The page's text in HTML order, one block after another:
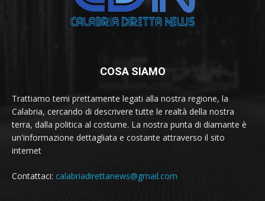
COSA SIAMO
Trattiamo temi prettamente legati alla nostra regione, la
Calabria, cercando di descrivere tutte le realtà della nostra
terra, dalla politica al costume. La nostra punta di diamante è
un'informazione dettagliata e costante attraverso il sito
internet
Contattaci: calabriadirettanews@gmail.com